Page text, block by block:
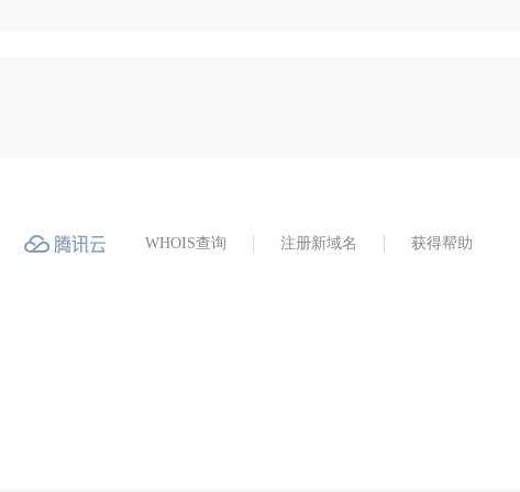
WHOIS查询 注册新域名 获得帮助